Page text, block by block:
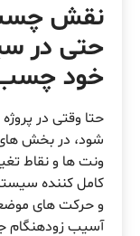
نقش
حتی در
خود
حتا وقتی در
شود، در بخش های
ونت ها و نقاط
کامل کننده
و حرکت های
آسیب زودهنگام